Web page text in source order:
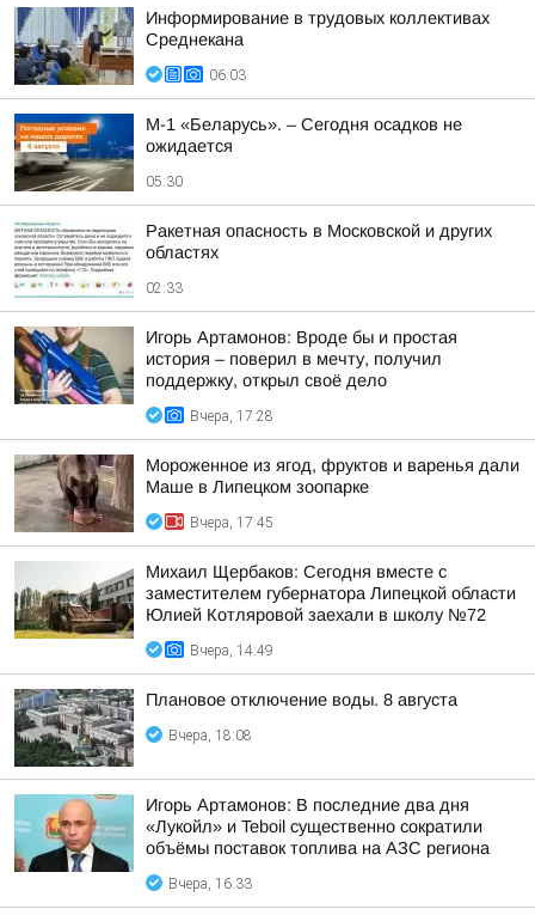
Информирование в трудовых коллективах
Среднекана
06:03
М-1 «Беларусь». – Сегодня осадков не
ожидается
05:30
Ракетная опасность в Московской и других
областях
02:33
Игорь Артамонов: Вроде бы и простая
история – поверил в мечту, получил
поддержку, открыл своё дело
Вчера, 17:28
Мороженное из ягод, фруктов и варенья дали
Маше в Липецком зоопарке
Вчера, 17:45
Михаил Щербаков: Сегодня вместе с
заместителем губернатора Липецкой области
Юлией Котляровой заехали в школу №72
Вчера, 14:49
Плановое отключение воды. 8 августа
Вчера, 18:08
Игорь Артамонов: В последние два дня
«Лукойл» и Teboil существенно сократили
объёмы поставок топлива на АЗС региона
Вчера, 16:33